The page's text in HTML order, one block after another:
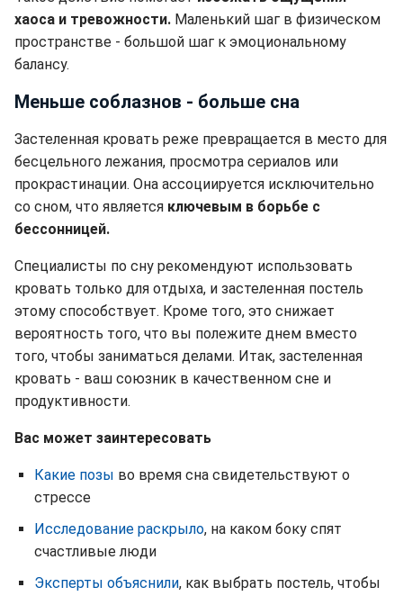
хаоса и тревожности. Маленький шаг в физическом
пространстве - большой шаг к эмоциональному
балансу.
Меньше соблазнов - больше сна
Застеленная кровать реже превращается в место для
бесцельного лежания, просмотра сериалов или
прокрастинации. Она ассоциируется исключительно
со сном, что является ключевым в борьбе с
бессонницей.
Специалисты по сну рекомендуют использовать
кровать только для отдыха, и застеленная постель
этому способствует. Кроме того, это снижает
вероятность того, что вы полежите днем вместо
того, чтобы заниматься делами. Итак, застеленная
кровать - ваш союзник в качественном сне и
продуктивности.
Вас может заинтересовать
Какие позы во время сна свидетельствуют о
стрессе
Исследование раскрыло, на каком боку спят
счастливые люди
Эксперты объяснили, как выбрать постель, чтобы